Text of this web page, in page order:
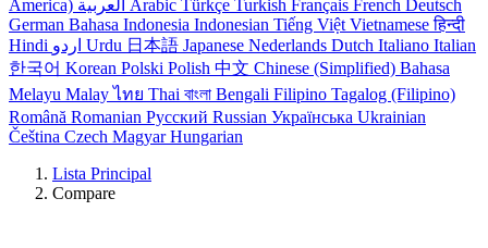
America) العربية Arabic Türkçe Turkish Français French Deutsch
German Bahasa Indonesia Indonesian Tiếng Việt Vietnamese हिन्दी
Hindi اردو Urdu 日本語 Japanese Nederlands Dutch Italiano Italian
한국어 Korean Polski Polish 中文 Chinese (Simplified) Bahasa
Melayu Malay ไทย Thai বাংলা Bengali Filipino Tagalog (Filipino)
Română Romanian Русский Russian Українська Ukrainian
Čeština Czech Magyar Hungarian
Lista Principal
Compare